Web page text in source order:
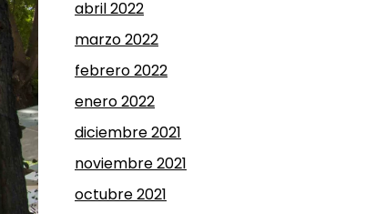
abril 2022
marzo 2022
febrero 2022
enero 2022
diciembre 2021
noviembre 2021
octubre 2021